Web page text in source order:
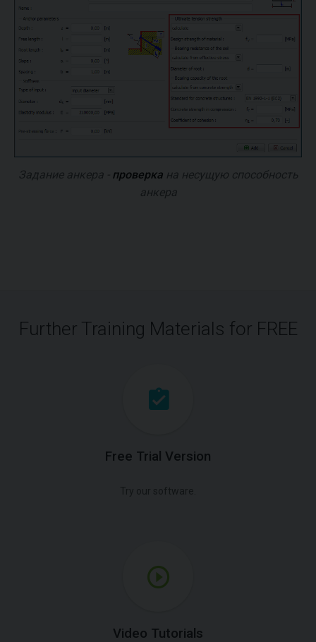
Задание анкера - проверкана несущую способность
анкера
Further Training Materials for FREE
Free Trial Version
Video Tutorials